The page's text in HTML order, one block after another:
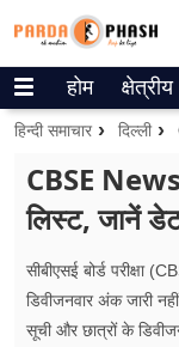
Trending on
वेब स्टोरीज
उत्तर प्रदेश
गैलरी
होम क्षेत्रीय
हिन्दी समाचार दिल्ली
CBSE News
लिस्ट, जानें
सीबीएसई बोर्ड परीक्षा
डिवीजनवार अंक जारी
सूची और छात्रों के